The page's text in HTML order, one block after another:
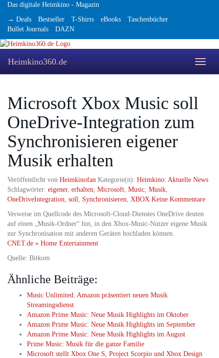
Skip
main
content
Das digitale Heimkino - Magazin
→ Deals
Bestseller T-Shirts eBooks
Taschenbücher
Bullet Journals
DAZN
Toggle
Heimkino360.de
Microsoft Xbox Music soll
OneDrive-Integration zum
Synchronisieren eigener
Musik erhalten
Veröffentlicht von Heimkinofan Kategorie(n): Heimkino: Aktuelle News
Schlagwörter: eigener, erhalten, Microsoft, Music, Musik,
OneDriveIntegration, soll, Synchronisieren, XBOX Keine Kommentare
Verweise im Quellcode des Microsoft-Cloud-Dienstes OneDrive deuten
auf einen „Musik-Ordner“ hin, in den Xbox-Music-Nutzer eigene Musik
zur Synchronisation mit anderen Geräten hochladen können.
CNET.de » Home Entertainment
Quelle: Bitkom
Ähnliche Beiträge:
Music Unlimited: Amazon präsentiert neuen Musik
Streamingsdienst
Amazon Prime Music: Neue Musik Highlights im Oktober
Amazon Prime Music: Neue Musik Highlights im September
Amazon Prime Music: Neue Musik Highlights im August
Prime Music: Musik für die ganze Familie
Microsoft stellt Xbox One S, Project Scorpio und Xbox Design